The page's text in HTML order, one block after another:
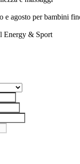
e agosto per bambini
Energy & Sport